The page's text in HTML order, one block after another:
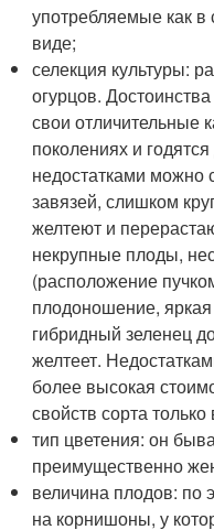
употребляемые как
виде;
селекция культуры:
огурцов.
свои отличительные
поколениях и
недостатками можно
завязей, слишком
желтеют и
некрупные плоды,
(расположение
плодоношение, яркая
гибридный зеленец
желтеет.
более высокая
свойств сорта
тип цветения: он
преимущественно
величина плодов: по
на корнишоны, у